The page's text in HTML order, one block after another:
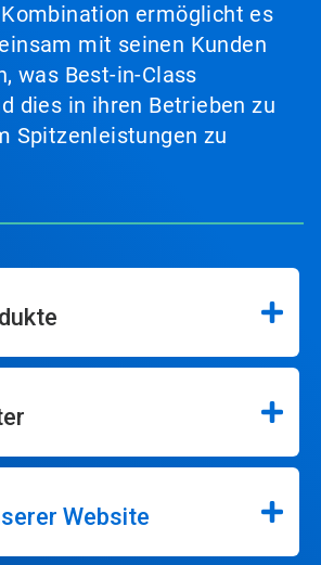
ermöglicht es
mit seinen Kunden
was Best-in-Class
dies in ihren Betrieben zu
Spitzenleistungen zu
Website